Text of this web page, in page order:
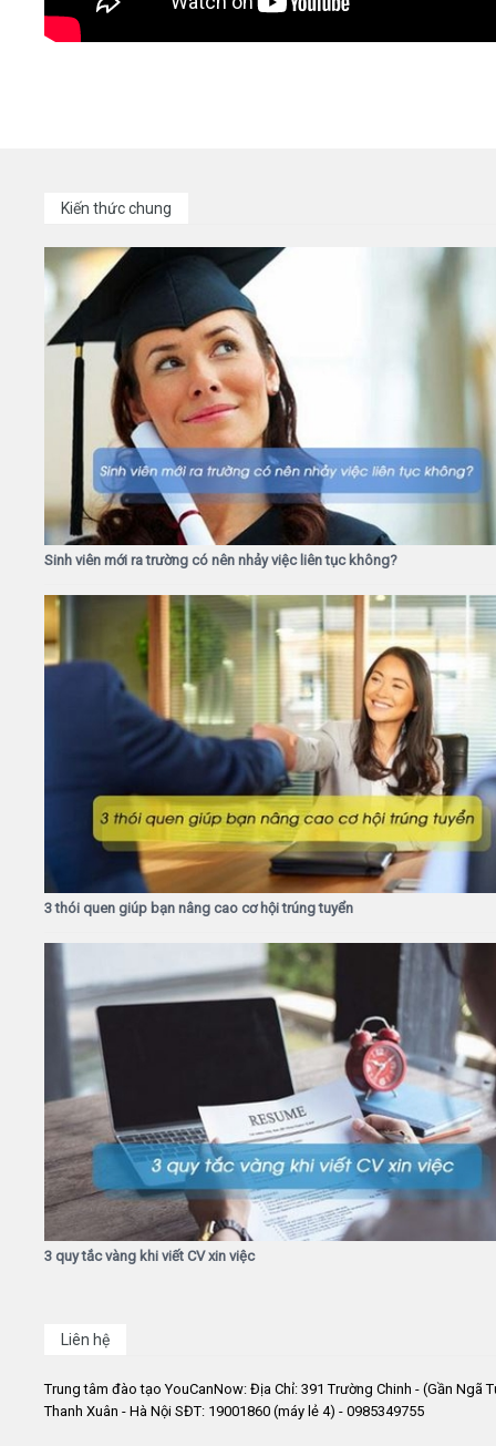
Kiến thức chung
Sinh viên mới ra trường có nên nhảy việc liên tục không?
3 thói quen giúp bạn nâng cao cơ hội trúng tuyển
3 quy tắc vàng khi viết CV xin việc
Liên hệ
Trung tâm đào tạo YouCanNow: Địa Chỉ: 391 Trường Chinh - (Gần Ngã
Thanh Xuân - Hà Nội SĐT: 19001860 (máy lẻ 4) - 0985349755